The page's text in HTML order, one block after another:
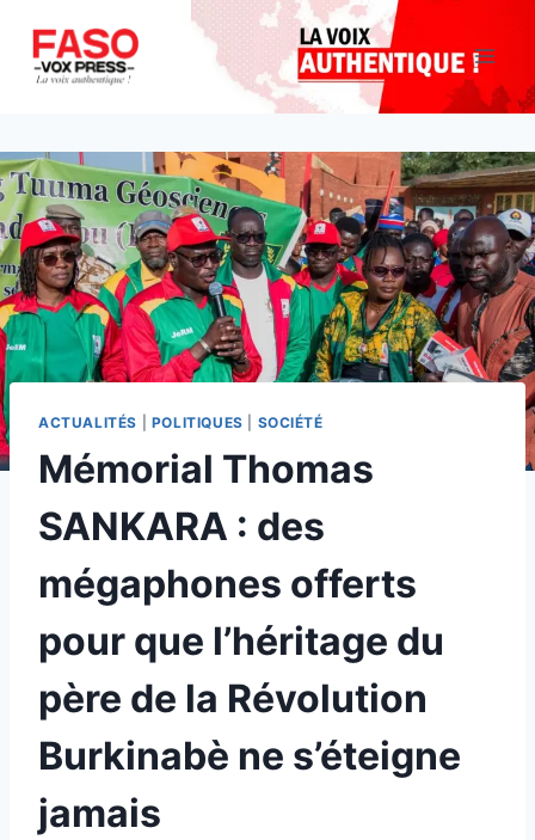
contenu
ACTUALITÉS POLITIQUES SOCIÉTÉ
Mémorial Thomas
SANKARA : des
mégaphones offerts
pour que l’héritage du
père de la Révolution
Burkinabè ne s’éteigne
jamais